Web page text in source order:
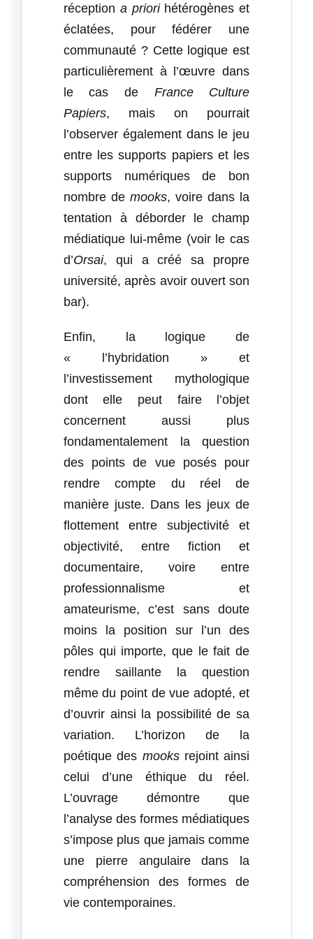
réception a priori hétérogènes et
éclatées, pour fédérer une
communauté ? Cette logique est
particulièrement à l’œuvre dans
le cas de France Culture
Papiers, mais on pourrait
l’observer également dans le jeu
entre les supports papiers et les
supports numériques de bon
nombre de mooks, voire dans la
tentation à déborder le champ
médiatique lui-même (voir le cas
d’Orsai, qui a créé sa propre
université, après avoir ouvert son
bar).
Enfin, la logique de
« l’hybridation » et
l’investissement mythologique
dont elle peut faire l’objet
concernent aussi plus
fondamentalement la question
des points de vue posés pour
rendre compte du réel de
manière juste. Dans les jeux de
flottement entre subjectivité et
objectivité, entre fiction et
documentaire, voire entre
professionnalisme et
amateurisme, c’est sans doute
moins la position sur l’un des
pôles qui importe, que le fait de
rendre saillante la question
même du point de vue adopté, et
d’ouvrir ainsi la possibilité de sa
variation. L’horizon de la
poétique des mooksrejoint ainsi
celui d’une éthique du réel.
L’ouvrage démontre que
l’analyse des formes médiatiques
s’impose plus que jamais comme
une pierre angulaire dans la
compréhension des formes de
vie contemporaines.